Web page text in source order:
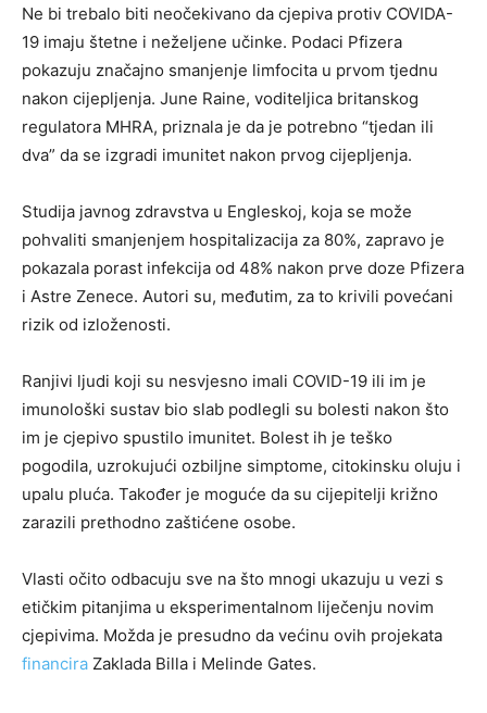
Ne bi trebalo biti neočekivano da cjepiva protiv COVIDA-
19 imaju štetne i neželjene učinke. Podaci Pfizera
pokazuju značajno smanjenje limfocita u prvom tjednu
nakon cijepljenja. June Raine, voditeljica britanskog
regulatora MHRA, priznala je da je potrebno “tjedan ili
dva” da se izgradi imunitet nakon prvog cijepljenja.
Studija javnog zdravstva u Engleskoj, koja se može
pohvaliti smanjenjem hospitalizacija za 80%, zapravo je
pokazala porast infekcija od 48% nakon prve doze Pfizera
i Astre Zenece. Autori su, međutim, za to krivili povećani
rizik od izloženosti.
Ranjivi ljudi koji su nesvjesno imali COVID-19 ili im je
imunološki sustav bio slab podlegli su bolesti nakon što
im je cjepivo spustilo imunitet. Bolest ih je teško
pogodila, uzrokujući ozbiljne simptome, citokinsku oluju i
upalu pluća. Također je moguće da su cijepitelji križno
zarazili prethodno zaštićene osobe.
Vlasti očito odbacuju sve na što mnogi ukazuju u vezi s
etičkim pitanjima u eksperimentalnom liječenju novim
cjepivima. Možda je presudno da većinu ovih projekata
financira Zaklada Billa i Melinde Gates.